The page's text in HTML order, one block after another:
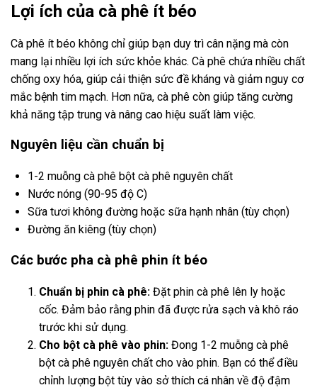
Lợi ích của cà phê ít béo
Cà phê ít béo không chỉ giúp bạn duy trì cân nặng mà còn
mang lại nhiều lợi ích sức khỏe khác. Cà phê chứa nhiều chất
chống oxy hóa, giúp cải thiện sức đề kháng và giảm nguy cơ
mắc bệnh tim mạch. Hơn nữa, cà phê còn giúp tăng cường
khả năng tập trung và nâng cao hiệu suất làm việc.
Nguyên liệu cần chuẩn bị
1-2 muỗng cà phê bột cà phê nguyên chất
Nước nóng (90-95 độ C)
Sữa tươi không đường hoặc sữa hạnh nhân (tùy chọn)
Đường ăn kiêng (tùy chọn)
Các bước pha cà phê phin ít béo
Chuẩn bị phin cà phê: Đặt phin cà phê lên ly hoặc
cốc. Đảm bảo rằng phin đã được rửa sạch và khô ráo
trước khi sử dụng.
Cho bột cà phê vào phin: Đong 1-2 muỗng cà phê
bột cà phê nguyên chất cho vào phin. Bạn có thể điều
chỉnh lượng bột tùy vào sở thích cá nhân về độ đậm